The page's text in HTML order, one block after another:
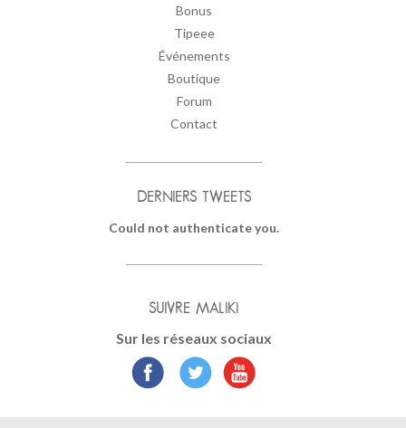
Bonus
Tipeee
Événements
Boutique
Forum
Contact
DERNIERS TWEETS
Could not authenticate you.
SUIVRE MALIKI
Sur les réseaux sociaux